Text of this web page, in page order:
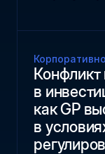
Конфликт
в
как GP
в